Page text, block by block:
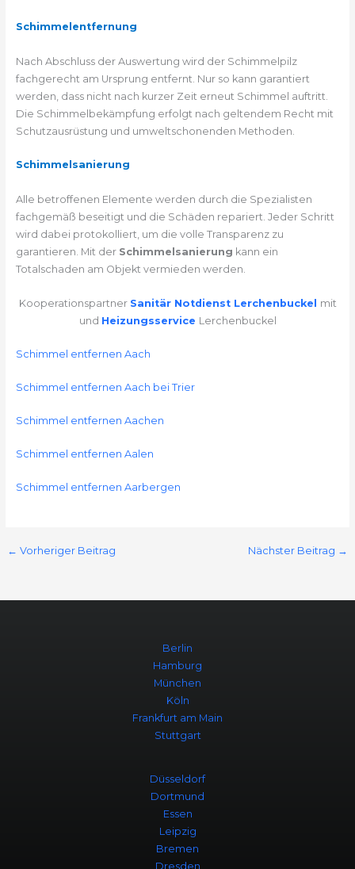
Schimmelentfernung
Nach Abschluss der Auswertung wird der Schimmelpilz
fachgerecht am Ursprung entfernt. Nur so kann garantiert
werden, dass nicht nach kurzer Zeit erneut Schimmel auftritt.
Die Schimmelbekämpfung erfolgt nach geltendem Recht mit
Schutzausrüstung und umweltschonenden Methoden.
Schimmelsanierung
Alle betroffenen Elemente werden durch die Spezialisten
fachgemäß beseitigt und die Schäden repariert. Jeder Schritt
wird dabei protokolliert, um die volle Transparenz zu
garantieren. Mit der Schimmelsanierung kann ein
Totalschaden am Objekt vermieden werden.
Kooperationspartner Sanitär Notdienst Lerchenbuckel mit
und Heizungsservice Lerchenbuckel
Schimmel entfernen Aach
Schimmel entfernen Aach bei Trier
Schimmel entfernen Aachen
Schimmel entfernen Aalen
Schimmel entfernen Aarbergen
← Vorheriger Beitrag Nächster Beitrag →
Berlin
Hamburg
München
Köln
Frankfurt am Main
Stuttgart
Düsseldorf
Dortmund
Essen
Leipzig
Bremen
Dresden